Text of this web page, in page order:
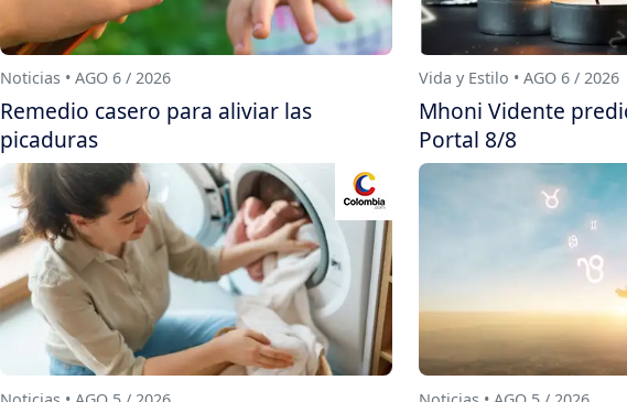
Noticias • AGO 6 / 2026
Remedio casero para aliviar las
picaduras
Vida y Estilo • AGO 6 / 2026
Mhoni Vidente
Portal 8/8